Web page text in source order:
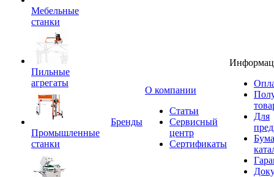
Мебельные
станки
Пильные
агрегаты
Промышленные
станки
Бренды
O компании
Статьи
Сервисный
центр
Сертификаты
Для